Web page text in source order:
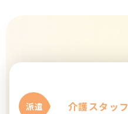
派遣 介護スタッフ